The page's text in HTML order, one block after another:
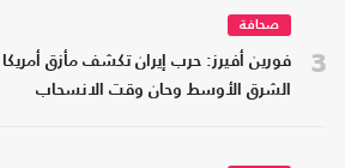
3
صحافة
فورين أفيرز: حرب إيران تكشف مأزق
الشرق الأوسط وحان وقت الانسحاب